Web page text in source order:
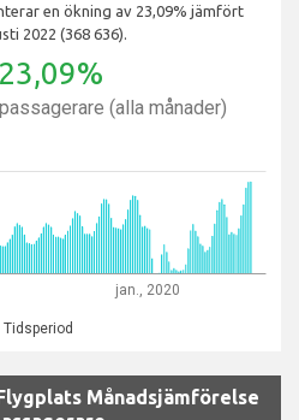
en ökning av 23,09% jämfört
2022 (368 636).
23,09%
(alla månader)
jan., 2020
Tidsperiod
Månadsjämförelse